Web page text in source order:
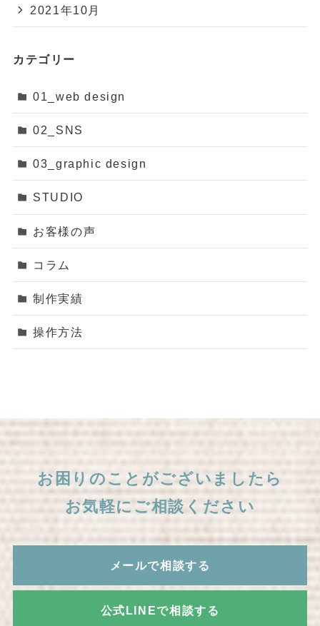
2021年10月
カテゴリー
01_web design
02_SNS
03_graphic design
STUDIO
お客様の声
コラム
制作実績
操作方法
お困りのことがございましたら
お気軽にご相談ください
メールで相談する
公式LINEで相談する